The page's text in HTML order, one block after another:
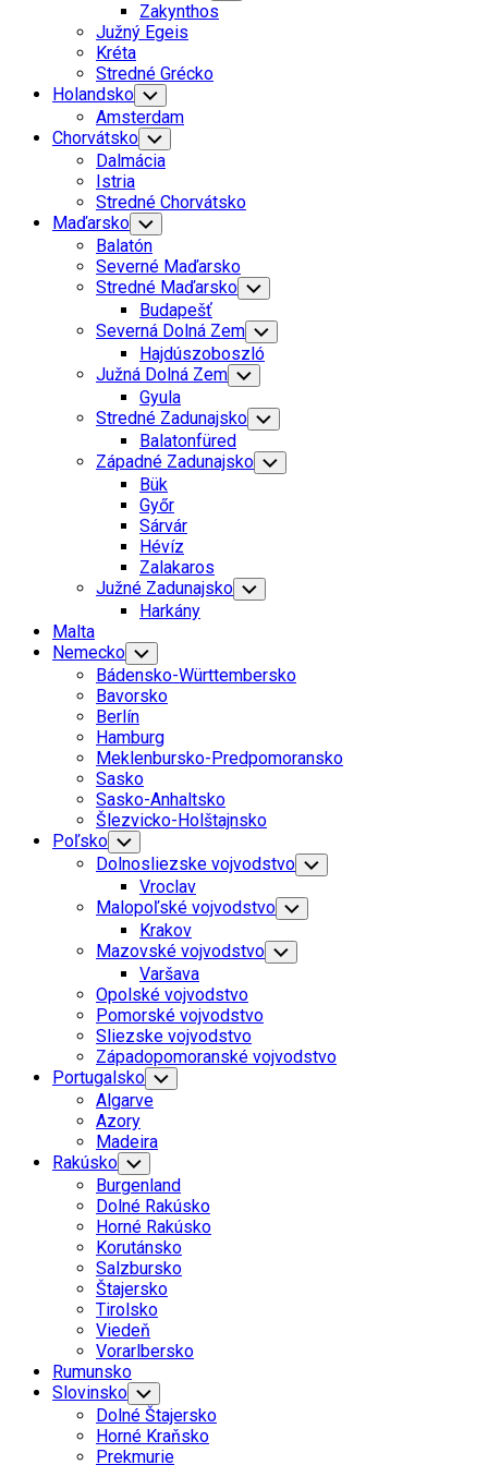
Child
Menu
Zakynthos
Južný Egeis
Kréta
Stredné Grécko
Holandsko Toggle
Child
Menu
Amsterdam
Chorvátsko Toggle
Child
Menu
Dalmácia
Istria
Stredné Chorvátsko
Maďarsko Toggle
Child
Menu
Balatón
Severné Maďarsko
Stredné Maďarsko Toggle
Child
Menu
Budapešť
Severná Dolná Zem Toggle
Child
Menu
Hajdúszoboszló
Južná Dolná Zem Toggle
Child
Menu
Gyula
Stredné Zadunajsko Toggle
Child
Menu
Balatonfüred
Západné Zadunajsko Toggle
Child
Bük
Győr
Sárvár
Hévíz
Zalakaros
Južné Zadunajsko Toggle
Child
Harkány
Malta
Nemecko Toggle
Child
Menu
Bádensko-Württembersko
Bavorsko
Berlín
Hamburg
Meklenbursko-Predpomoransko
Sasko
Sasko-Anhaltsko
Šlezvicko-Holštajnsko
Poľsko Toggle
Child
Menu
Dolnosliezske vojvodstvo Toggle
Child
Menu
Vroclav
Malopoľské vojvodstvo Toggle
Child
Menu
Krakov
Mazovské vojvodstvo Toggle
Child
Varšava
Opolské vojvodstvo
Pomorské vojvodstvo
Sliezske vojvodstvo
Západopomoranské vojvodstvo
Portugalsko Toggle
Child
Menu
Algarve
Azory
Madeira
Rakúsko Toggle
Child
Menu
Burgenland
Dolné Rakúsko
Horné Rakúsko
Korutánsko
Salzbursko
Štajersko
Tirolsko
Viedeň
Vorarlbersko
Rumunsko
Slovinsko Toggle
Child
Menu
Dolné Štajersko
Horné Kraňsko
Prekmurie